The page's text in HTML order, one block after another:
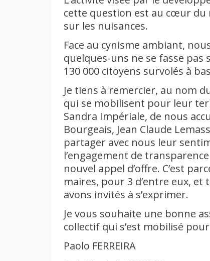
cette question est au cœur du
sur les nuisances.
Face au cynisme ambiant,
quelques-uns ne se fasse
130 000 citoyens survolés à
Je tiens à remercier, au nom
qui se mobilisent pour leur
Sandra Impériale, de nous
Bourgeais, Jean Claude
partager avec nous leur
l’engagement de
nouvel appel d’offre. C’est
maires, pour 3 d’entre eux,
avons invités à s’exprimer.
Je vous souhaite une bonne
collectif qui s’est mobilisé
Paolo FERREIRA